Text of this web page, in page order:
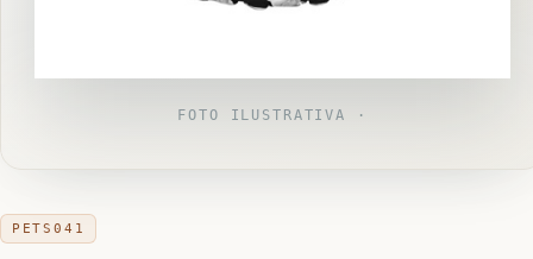
FOTO ILUSTRATIVA ·
PETS041